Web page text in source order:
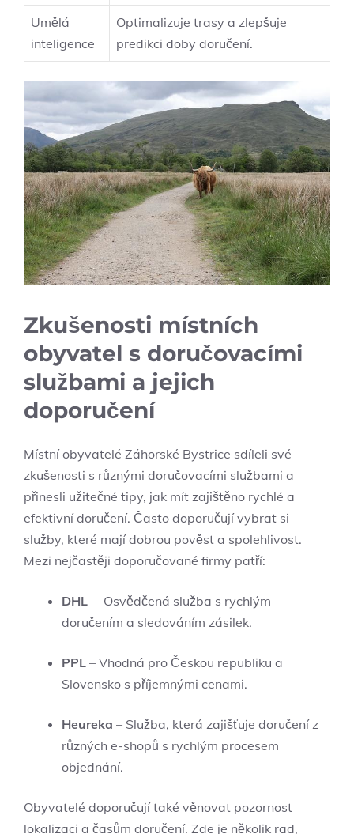
Umělá
inteligence
Optimalizuje trasy a zlepšuje
predikci doby doručení.
Zkušenosti místních
obyvatel s doručovacími
službami a jejich
doporučení
Místní obyvatelé Záhorské Bystrice sdíleli své
zkušenosti s ⁢různými doručovacími službami a
přinesli užitečné tipy, jak mít zajištěno rychlé a
efektivní doručení. Často ‍doporučují vybrat si
služby, které mají dobrou pověst​ a spolehlivost.
Mezi nejčastěji doporučované firmy ⁤patří:
DHL ‍ – Osvědčená služba s ⁤rychlým
doručením a sledováním zásilek.
PPL – Vhodná pro Českou republiku a
Slovensko ⁢s příjemnými ​cenami.
Heureka – Služba, která⁢ zajišťuje doručení z
různých e-shopů s rychlým procesem
objednání.
Obyvatelé doporučují také věnovat pozornost
lokalizaci a ⁤časům doručení. Zde je několik rad,